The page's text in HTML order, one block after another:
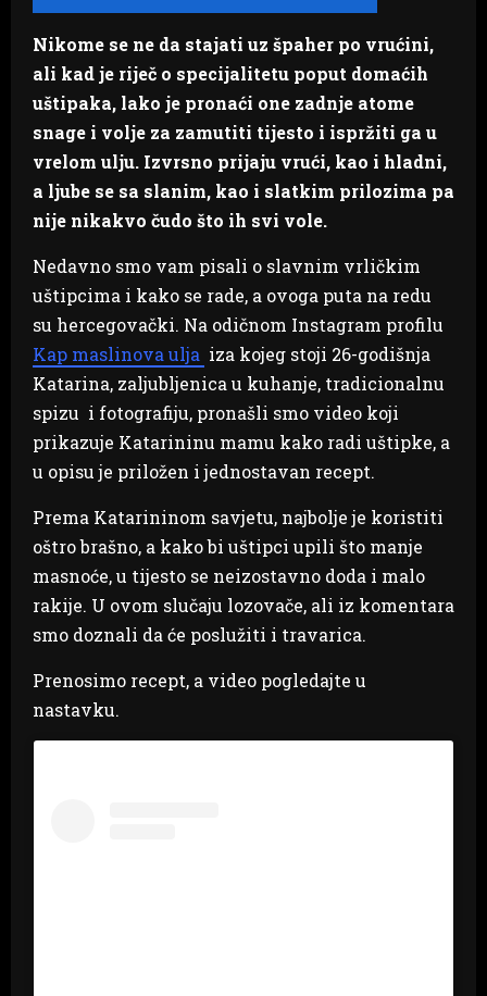
Nikome se ne da stajati uz špaher po vrućini,
ali kad je riječ o specijalitetu poput domaćih
uštipaka, lako je pronaći one zadnje atome
snage i volje za zamutiti tijesto i ispržiti ga u
vrelom ulju. Izvrsno prijaju vrući, kao i hladni,
a ljube se sa slanim, kao i slatkim prilozima pa
nije nikakvo čudo što ih svi vole.
Nedavno smo vam pisali o slavnim vrličkim
uštipcima i kako se rade, a ovoga puta na redu
su hercegovački. Na odičnom Instagram profilu
Kap maslinova ulja iza kojeg stoji 26-godišnja
Katarina, zaljubljenica u kuhanje, tradicionalnu
spizu i fotografiju, pronašli smo video koji
prikazuje Katarininu mamu kako radi uštipke, a
u opisu je priložen i jednostavan recept.
Prema Katarininom savjetu, najbolje je koristiti
oštro brašno, a kako bi uštipci upili što manje
masnoće, u tijesto se neizostavno doda i malo
rakije. U ovom slučaju lozovače, ali iz komentara
smo doznali da će poslužiti i travarica.
Prenosimo recept, a video pogledajte u
nastavku.